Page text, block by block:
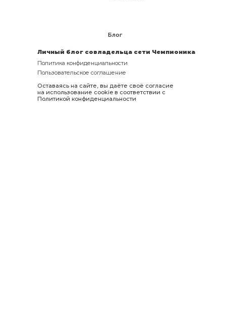
Блог
Политика конфиденциальности
Пользовательское соглашение
Личный блог совладельца сети Чемпионика
Оставаясь на сайте, вы даёте своё согласие
на использование cookie в соответствии с
Политикой конфиденциальности